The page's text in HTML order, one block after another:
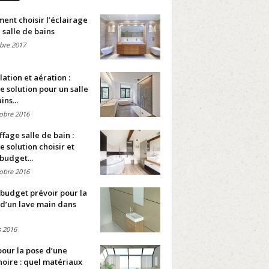
choisir l’éclairage
salle de bains
2017
et aération :
solution pour un salle
2016
salle de bain :
solution choisir et
2016
prévoir pour la
lave main dans
2016
la pose d’une
: quel matériaux